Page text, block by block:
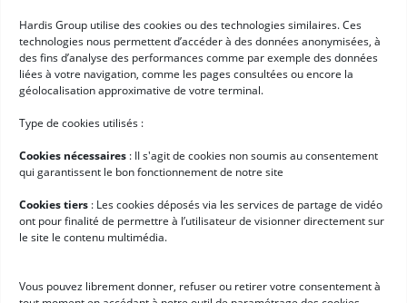
Hardis Group utilise des cookies ou des technologies similaires. Ces
technologies nous permettent d’accéder à des données anonymisées, à
des fins d’analyse des performances comme par exemple des données
liées à votre navigation, comme les pages consultées ou encore la
géolocalisation approximative de votre terminal.
Type de cookies utilisés :
Cookies nécessaires : II s'agit de cookies non soumis au consentement
qui garantissent le bon fonctionnement de notre site
Cookies tiers : Les cookies déposés via les services de partage de vidéo
ont pour finalité de permettre à l’utilisateur de visionner directement sur
le site le contenu multimédia.
Vous pouvez librement donner, refuser ou retirer votre consentement à
Newsletter
Newsletter(Obligatorio) ➞
RGPD (Obligatorio)
Acepto que mis datos de carácter personal sean recopilados y
procesados según las condiciones descritas en la página titulada
Enlaces rápidos
Software de logística
Clientes
Trabaja con nosotros